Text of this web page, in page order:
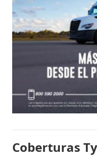
Coberturas